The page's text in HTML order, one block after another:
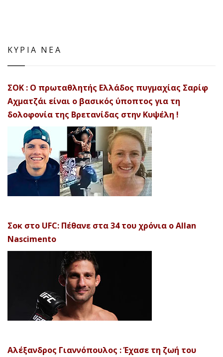
ΚΥΡΙΑ ΝΕΑ
ΣΟΚ : Ο πρωταθλητής Ελλάδος πυγμαχίας Σαρίφ
Αχματζάι είναι ο βασικός ύποπτος για τη
δολοφονία της Βρετανίδας στην Κυψέλη !
Σοκ στο UFC: Πέθανε στα 34 του χρόνια ο Allan
Nascimento
Αλέξανδρος Γιαννόπουλος : Έχασε τη ζωή του